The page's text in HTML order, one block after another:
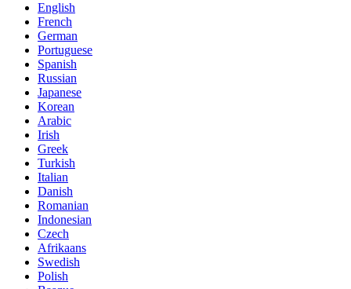
English
French
German
Portuguese
Spanish
Russian
Japanese
Korean
Arabic
Irish
Greek
Turkish
Italian
Danish
Romanian
Indonesian
Czech
Afrikaans
Swedish
Polish